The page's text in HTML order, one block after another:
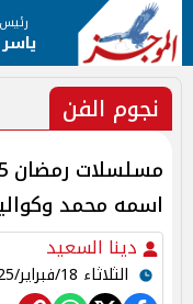
رئيس
نجوم الفن
اسمه محمد
دينا السعيد
الثلاثاء 18/فبراير/2025 - 11:10 ص